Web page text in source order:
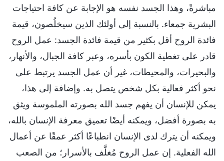
مباشرةً، وهذا الجسد نفسه هو الإجابة عن كافة احتياجات
البشرية جمعاء. بالنسبة إلى أولئك الذين سيخلُصون، قيمة
فائدة الروح أقل بكثير من قيمة فائدة الجسد: عمل الروح
قادر على تغطية الكون بأسره، وعبر كافة الجبال، والأنهار،
والبحيرات، والمحيطات، غير أن عمل الجسد يرتبط على
نحو أكثر فعالية بكل شخص يتصل به. وإضافة إلى هذا،
يمكن للإنسان أن يفهم جسد الله بصورته الملموسة ويثق
به بصورة أفضل، ويمكنه أيضًا تعميق معرفة الإنسان بالله،
ويمكنه أن يترك لدى الإنسان انطباعًا أكثر عمقًا عن أعمال
الله الفعلية. إن عمل الروح مُغلَّف بالأسرار؛ من الصعب